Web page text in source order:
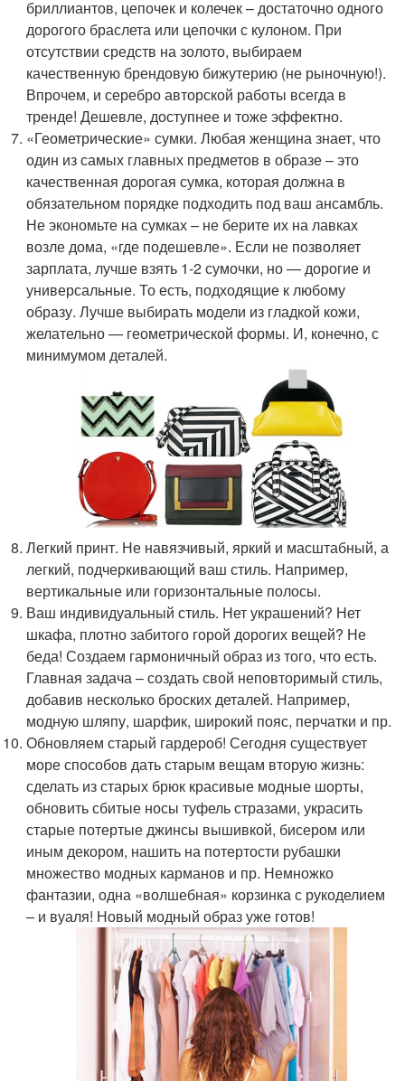
бриллиантов, цепочек и колечек – достаточно одного
дорогого браслета или цепочки с кулоном. При
отсутствии средств на золото, выбираем
качественную брендовую бижутерию (не рыночную!).
Впрочем, и серебро авторской работы всегда в
тренде! Дешевле, доступнее и тоже эффектно.
«Геометрические» сумки. Любая женщина знает, что
один из самых главных предметов в образе – это
качественная дорогая сумка, которая должна в
обязательном порядке подходить под ваш ансамбль.
Не экономьте на сумках – не берите их на лавках
возле дома, «где подешевле». Если не позволяет
зарплата, лучше взять 1-2 сумочки, но — дорогие и
универсальные. То есть, подходящие к любому
образу. Лучше выбирать модели из гладкой кожи,
желательно — геометрической формы. И, конечно, с
минимумом деталей.
Легкий принт. Не навязчивый, яркий и масштабный, а
легкий, подчеркивающий ваш стиль. Например,
вертикальные или горизонтальные полосы.
Ваш индивидуальный стиль. Нет украшений? Нет
шкафа, плотно забитого горой дорогих вещей? Не
беда! Создаем гармоничный образ из того, что есть.
Главная задача – создать свой неповторимый стиль,
добавив несколько броских деталей. Например,
модную шляпу, шарфик, широкий пояс, перчатки и пр.
Обновляем старый гардероб! Сегодня существует
море способов дать старым вещам вторую жизнь:
сделать из старых брюк красивые модные шорты,
обновить сбитые носы туфель стразами, украсить
старые потертые джинсы вышивкой, бисером или
иным декором, нашить на потертости рубашки
множество модных карманов и пр. Немножко
фантазии, одна «волшебная» корзинка с рукоделием
– и вуаля! Новый модный образ уже готов!